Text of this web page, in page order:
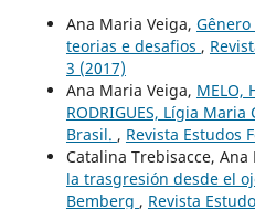
Ana Maria Veiga,
teorias e desafios ,
3 (2017)
Ana Maria Veiga, MELO,
RODRIGUES, Lígia
Brasil. , Revista Estudos
Catalina Trebisacce, Ana
la trasgresión desde el
Bemberg , Revista